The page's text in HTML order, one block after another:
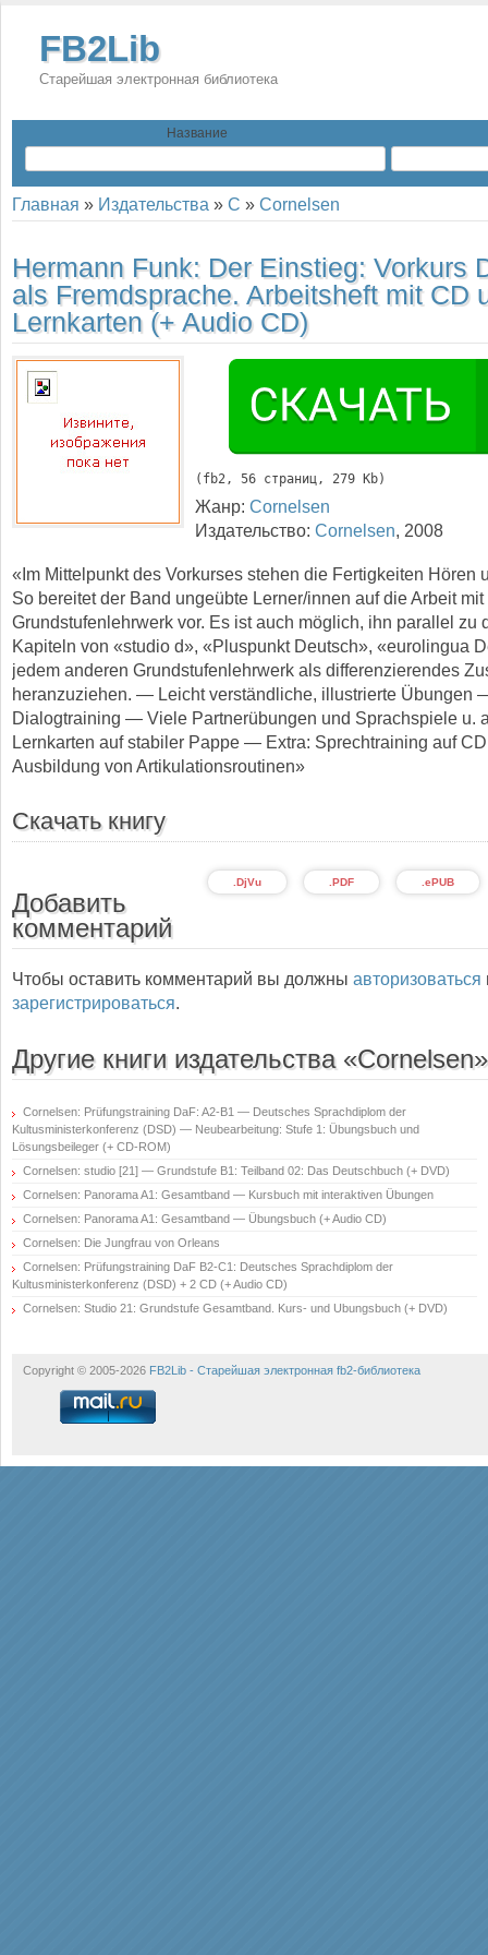
FB2Lib
Старейшая электронная библиотека
Название
Главная » Издательства » C » Cornelsen
Hermann Funk: Der Einstieg: Vorkurs
als Fremdsprache. Arbeitsheft mit CD
Lernkarten (+ Audio CD)
( fb2, 56 страниц, 279 Kb)
Жанр: Cornelsen
Издательство: Cornelsen, 2008
«Im Mittelpunkt des Vorkurses stehen die Fertigkeiten Hören
So bereitet der Band ungeübte Lerner/innen auf die Arbeit
Grundstufenlehrwerk vor. Es ist auch möglich, ihn parallel zu
Kapiteln von «studio d», «Pluspunkt Deutsch», «eurolingua
jedem anderen Grundstufenlehrwerk als differenzierendes
heranzuziehen. — Leicht verständliche, illustrierte Übungen
Dialogtraining — Viele Partnerübungen und Sprachspiele u.
Lernkarten auf stabiler Pappe — Extra: Sprechtraining auf
Ausbildung von Artikulationsroutinen»
Скачать книгу
.ePUB
.PDF
.DjVu
Добавить
комментарий
Чтобы оставить комментарий вы должны авторизоваться
зарегистрироваться.
Другие книги издательства «Cornelsen»
Cornelsen: Prüfungstraining DaF: A2-B1 — Deutsches Sprachdiplom der
Kultusministerkonferenz (DSD) — Neubearbeitung: Stufe 1: Übungsbuch und
Lösungsbeileger (+ CD-ROM)
Cornelsen: studio [21] — Grundstufe B1: Teilband 02: Das Deutschbuch (+ DVD)
Cornelsen: Panorama A1: Gesamtband — Kursbuch mit interaktiven Übungen
Cornelsen: Panorama A1: Gesamtband — Übungsbuch (+ Audio CD)
Cornelsen: Die Jungfrau von Orleans
Cornelsen: Prüfungstraining DaF B2-C1: Deutsches Sprachdiplom der
Kultusministerkonferenz (DSD) + 2 CD (+ Audio CD)
Cornelsen: Studio 21: Grundstufe Gesamtband. Kurs- und Ubungsbuch (+ DVD)
Copyright © 2005-2026 FB2Lib - Старейшая электронная fb2-библиотека